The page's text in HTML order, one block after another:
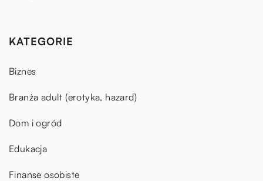
KATEGORIE
Biznes
Branża adult (erotyka, hazard)
Dom i ogród
Edukacja
Finanse osobiste